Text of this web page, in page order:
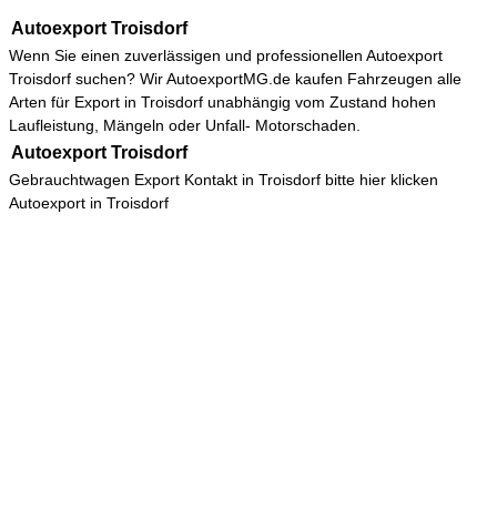
Autoexport Troisdorf
Wenn Sie einen zuverlässigen und professionellen Autoexport
Troisdorf suchen? Wir AutoexportMG.de kaufen Fahrzeugen alle
Arten für Export in Troisdorf unabhängig vom Zustand hohen
Laufleistung, Mängeln oder Unfall- Motorschaden.
Autoexport Troisdorf
Gebrauchtwagen Export Kontakt in Troisdorf bitte hier klicken
Autoexport in Troisdorf